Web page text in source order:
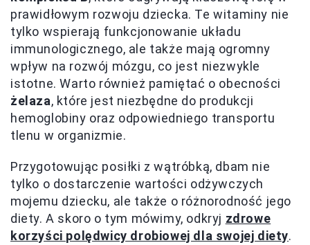
prawidłowym rozwoju dziecka. Te witaminy nie
tylko wspierają funkcjonowanie układu
immunologicznego, ale także mają ogromny
wpływ na rozwój mózgu, co jest niezwykle
istotne. Warto również pamiętać o obecności
żelaza, które jest niezbędne do produkcji
hemoglobiny oraz odpowiedniego transportu
tlenu w organizmie.
Przygotowując posiłki z wątróbką, dbam nie
tylko o dostarczenie wartości odżywczych
mojemu dziecku, ale także o różnorodność jego
diety. A skoro o tym mówimy, odkryj zdrowe
korzyści polędwicy drobiowej dla swojej diety.